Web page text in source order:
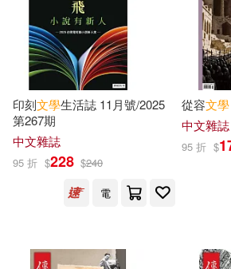
Nancy(3402)
Hawthorne(3393)
Ellis(3327) Philip(3313)
Heather(3300)
秀威資訊(2478)
新星出版社(2462)
九歌(2457)
法律出版社(2453)
Turtleback Books(2445)
首都師範大學出版社(2428)
印刻文學生活誌 11月號/2025
第267期
中文雜誌
95 折 $228 $240
電
從容文學
中文雜誌
95 折 $